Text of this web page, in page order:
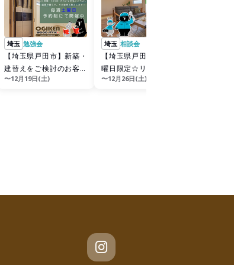
埼玉 勉強会
【埼玉県戸田市】新築・
建替えをご検討のお客様
必見！毎週土曜日限定☆
〜12月19日(土)
埼玉 相談会
【埼玉県戸田市】毎週土
曜日限定☆リフォーム・
リノベーション相談会
〜12月26日(土)